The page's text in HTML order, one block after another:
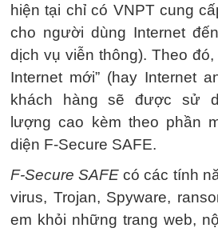
hiện tại chỉ có VNPT cung
cho người dùng Internet
dịch vụ viễn thông). Theo đó,
Internet mới” (hay Internet
khách hàng sẽ được sử
lượng cao kèm theo phần
diện F-Secure SAFE.
F-Secure SAFE có các tính
virus, Trojan, Spyware,
em khỏi những trang web,